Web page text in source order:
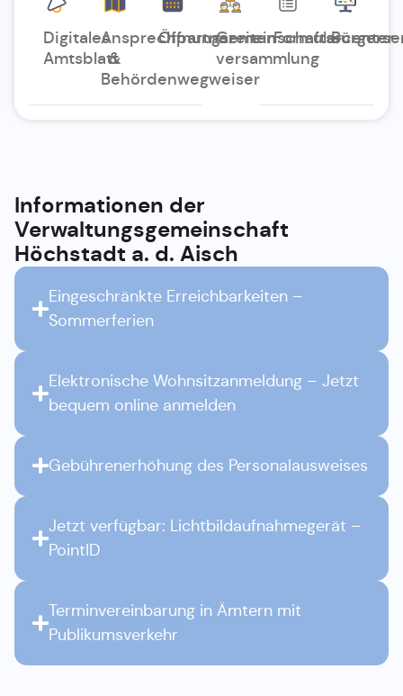
Digitales
Amtsblatt
Ansprechpartner
&
Behördenwegweiser
ÖffnungszeitenGemeinschafts-
versammlung
Formularcenter
Informationen der
Verwaltungsgemeinschaft
Höchstadt a. d. Aisch
Eingeschränkte Erreichbarkeiten –
Sommerferien
Elektronische Wohnsitzanmeldung – Jetzt
bequem online anmelden
Gebührenerhöhung des Personalausweises
Jetzt verfügbar: Lichtbildaufnahmegerät –
PointID
Terminvereinbarung in Ämtern mit
Publikumsverkehr